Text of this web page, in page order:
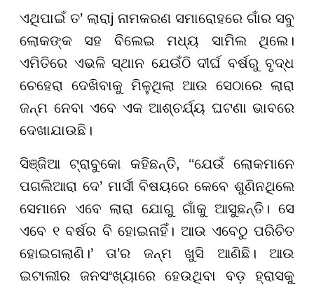
ଏଥିପାଇଁ ତ’ ଲାରାj ନାମକରଣ ସମାରୋହରେ ଗାଁର ସବୁ
ଲୋକଙ୍କ ସହ ବିଲେଇ ମଧ୍ୟ ସାମିଲ ଥିଲେ।
ଏମିତିରେ ଏଭଳି ସ୍ଥାନ ଯେଉଁଠି ଦୀର୍ଘ ବର୍ଷରୁ ବୃଦ୍ଧ
ଚେହେରା ଦେଖିବାକୁ ମିଳୁଥିଲା ଆଉ ସେଠାରେ ଲାରା
ଜନ୍ମ ନେବା ଏବେ ଏକ ଆଶ୍ଚର୍ଯ୍ୟ ଘଟଣା ଭାବରେ
ଦେଖାଯାଉଛି।
ସିଞ୍ଜିଆ ଟ୍ରାବୁକୋ କହିଛନ୍ତି, ‘‘ଯେଉଁ ଲୋକମାନେ
ପଗଲିଆରା ଦେ’ ମାର୍ସୀ ବିଷୟରେ କେବେ ଶୁଣିନଥିଲେ
ସେମାନେ ଏବେ ଲାରା ଯୋଗୁ ଗାଁକୁ ଆସୁଛନ୍ତି। ସେ
ଏବେ ୧ ବର୍ଷର ବି ହୋଇନାହିଁ। ଆଉ ଏବେଠୁ ପରିଚିତ
ହୋଇଗଲାଣି।’ ତା’ର ଜନ୍ମ ଖୁସି ଆଣିଛି। ଆଉ
ଇଟାଲୀର ଜନସଂଖ୍ୟାରେ ହେଉଥିବା ବଡ଼ ହ୍ରାସକୁ